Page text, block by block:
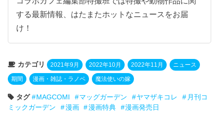
する最新情報、はたまたホットなニュースをお届
け！
カテゴリ 2021年9月 2022年10月 2022年11月 ニュース
期間 漫画・雑誌・ラノベ 魔法使いの嫁
タグ MAGCOMI マッグガーデン ヤマザキコレ
月刊コ
ミックガーデン
漫画 漫画特典 漫画発売日